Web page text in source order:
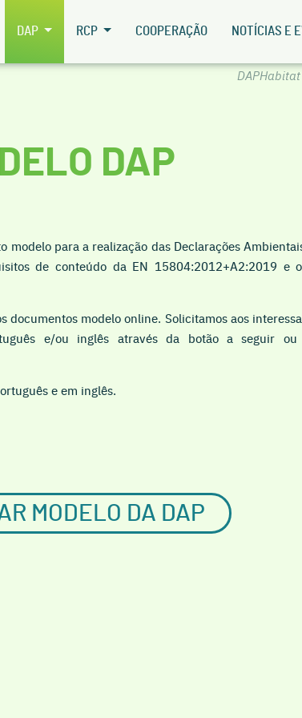
DAP RCP COOPERAÇÃO NOTÍCIAS E
DAPHabitat
DAP
para a realização das Declarações
de conteúdo da EN 15804:2012+A2:2019 e
documentos modelo online. Solicitamos aos
e/ou inglês através da botão a seguir
e em inglês.
MODELO DA DAP